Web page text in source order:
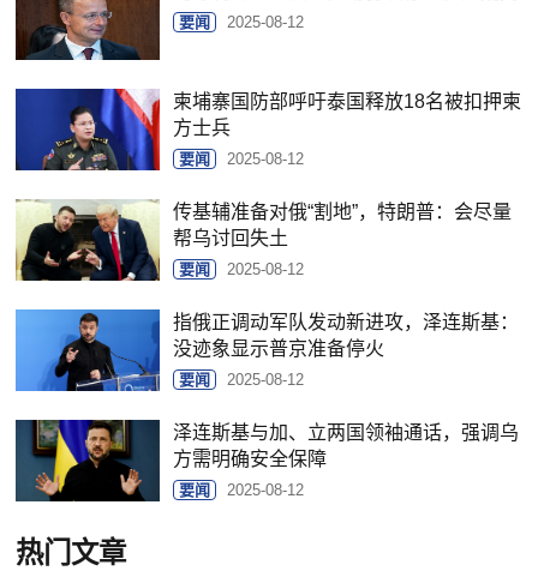
要闻 2025-08-12
柬埔寨国防部呼吁泰国释放18名被扣押柬
方士兵
要闻 2025-08-12
传基辅准备对俄“割地”，特朗普：会尽量
帮乌讨回失土
要闻 2025-08-12
指俄正调动军队发动新进攻，泽连斯基：
没迹象显示普京准备停火
要闻 2025-08-12
泽连斯基与加、立两国领袖通话，强调乌
方需明确安全保障
要闻 2025-08-12
热门文章